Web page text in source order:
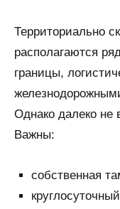
Территориально
располагаются
границы,
Однако далеко не
Важны:
собственная